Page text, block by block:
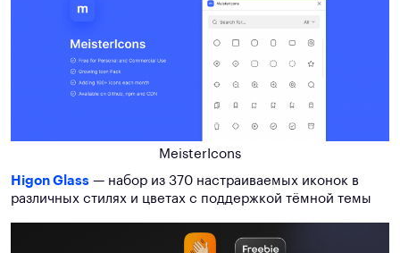
MeisterIcons
Higon Glass — набор из 370 настраиваемых иконок в
различных стилях и цветах с поддержкой тёмной темы